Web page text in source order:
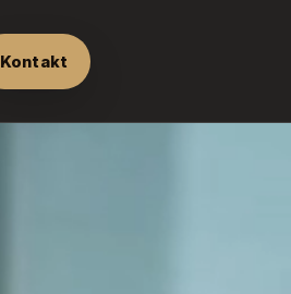
Kontakt